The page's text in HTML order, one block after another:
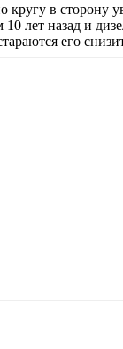
в сторону
лет назад и
его